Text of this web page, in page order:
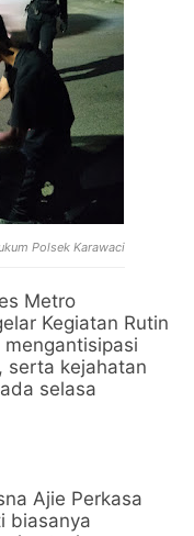
Polsek Karawaci
Metro
Kegiatan Rutin
mengantisipasi
serta kejahatan
selasa
Ajie Perkasa
biasanya